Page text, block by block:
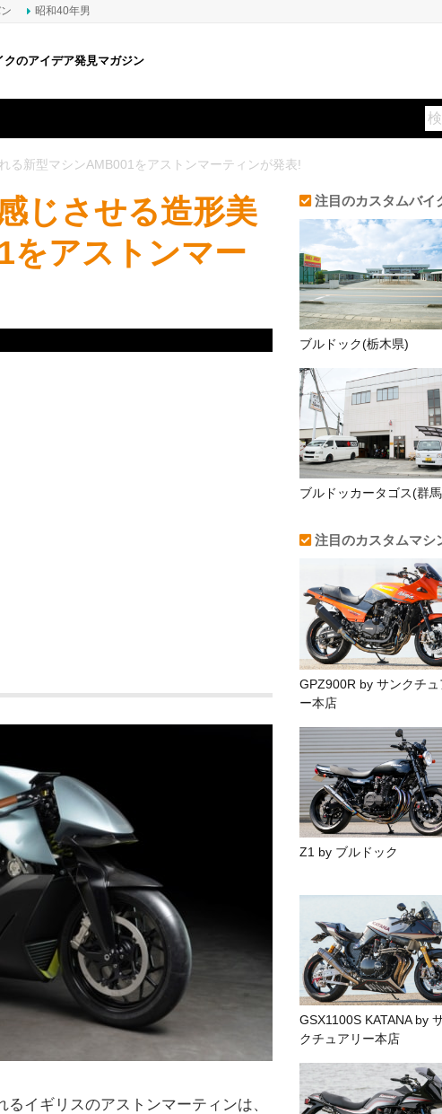
る新型マシンAMB001をアストンマーティンが発表!
じさせる造形美
をアストンマー
イギリスのアストンマーティンは、
注目のカスタムバイ
ブルドック(栃木県)
ブルドッカータゴス(群
注目のカスタムマシ
GPZ900R by サンクチュ
ー本店
Z1 by ブルドック
GSX1100S KATANA by
クチュアリー本店
昭和40年男
クのアイデア発見マガジン